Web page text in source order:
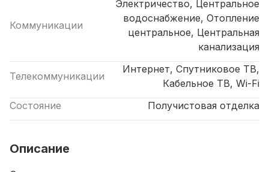
Коммуникации
Электричество, Центральное
водоснабжение, Отопление
центральное, Центральная
канализация
Телекоммуникации
Интернет, Спутниковое ТВ,
Кабельное ТВ, Wi-Fi
Состояние
Получистовая отделка
Описание